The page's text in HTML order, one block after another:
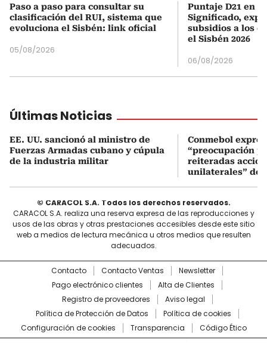
Paso a paso para consultar su
clasificación del RUI, sistema que
evoluciona el Sisbén: link oficial
05/08/2026
Puntaje D21 en
Significado,
subsidios a los
el Sisbén 2026
06/08/2026
Últimas Noticias
EE. UU. sancionó al ministro de
Fuerzas Armadas cubano y cúpula
de la industria militar
Conmebol
“preocupación
reiteradas
unilaterales” de
© CARACOL S.A. Todos los derechos reservados.
CARACOL S.A. realiza una reserva expresa de las reproducciones y
usos de las obras y otras prestaciones accesibles desde este sitio
web a medios de lectura mecánica u otros medios que resulten
adecuados.
Contacto Contacto Ventas
Newsletter
Pago electrónico clientes
Alta de Clientes
Registro de proveedores
Aviso legal
Política de Protección de Datos
Política de cookies
Configuración de cookies
Transparencia Código Ético